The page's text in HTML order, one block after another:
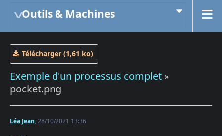
Outils & Machines
Télécharger (1,61 ko)
Exemple d'un processus complet »
pocket.png
Léa Jean, 28/10/2021 13:36